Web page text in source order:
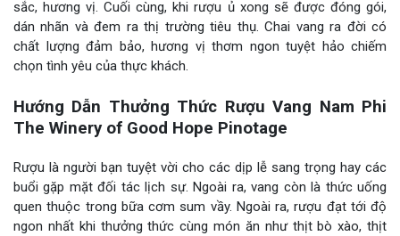
sắc, hương vị. Cuối cùng, khi rượu ủ xong sẽ được đóng gói,
dán nhãn và đem ra thị trường tiêu thụ. Chai vang ra đời có
chất lượng đảm bảo, hương vị thơm ngon tuyệt hảo chiếm
chọn tình yêu của thực khách.
Hướng Dẫn Thưởng Thức Rượu Vang Nam Phi
The Winery of Good Hope Pinotage
Rượu là người bạn tuyệt vời cho các dịp lễ sang trọng hay các
buổi gặp mặt đối tác lịch sự. Ngoài ra, vang còn là thức uống
quen thuộc trong bữa cơm sum vầy. Ngoài ra, rượu đạt tới độ
ngon nhất khi thưởng thức cùng món ăn như thịt bò xào, thịt